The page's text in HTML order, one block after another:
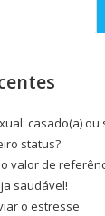
casado(a) ou
status?
valor de
saudável!
o estresse